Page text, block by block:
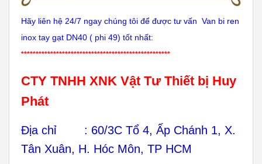
Hãy liên hệ 24/7 ngay chúng tôi để được tư vấn Van bi ren
inox tay gạt DN40 ( phi 49) tốt nhất:
***************************************************
CTY TNHH XNK Vật Tư Thiết bị Huy
Phát
Địa chỉ : 60/3C Tổ 4, Ấp Chánh 1, X.
Tân Xuân, H. Hóc Môn, TP HCM